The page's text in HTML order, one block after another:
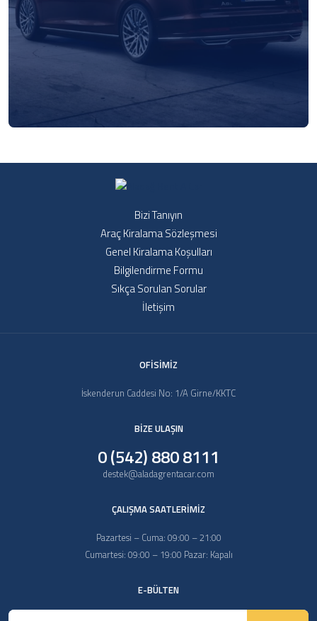
Bizi Tanıyın
Araç Kiralama Sözleşmesi
Genel Kiralama Koşulları
Bilgilendirme Formu
Sıkça Sorulan Sorular
İletişim
OFİSİMİZ
İskenderun Caddesi No: 1/A Girne/KKTC
BİZE ULAŞIN
0 (542) 880 8111
destek@aladagrentacar.com
ÇALIŞMA SAATLERİMİZ
Pazartesi – Cuma: 09:00 – 21:00
Cumartesi: 09:00 – 19:00 Pazar: Kapalı
E-BÜLTEN